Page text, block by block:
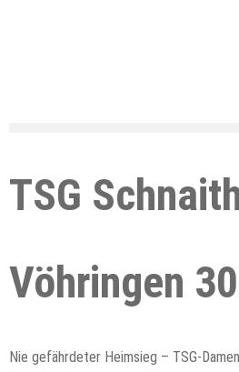
TSG
Vöhringen
Nie gefährdeter Heimsieg – TSG-